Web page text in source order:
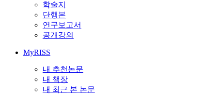
학술지
단행본
연구보고서
공개강의
MyRISS
내 추천논문
내 책장
내 최근 본 논문